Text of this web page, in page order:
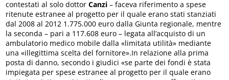
contestati al solo dottorCanzi – faceva riferimento a spese
ritenute estranee al progetto per il quale erano stati stanziati
dal 2008 al 2012 1.775.000 euro dalla Giunta regionale, mentre
la seconda – pari a 117.608 euro – legata all’acquisto di un
ambulatorio medico mobile dalla «limitata utilità» mediante
una «illegittima scelta del fornitore».In relazione alla prima
posta di danno, secondo i giudici «se parte dei fondi è stata
impiegata per spese estranee al progetto per il quale erano